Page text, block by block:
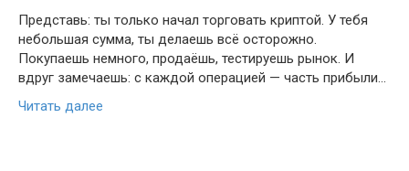
Представь: ты только начал торговать криптой. У тебя
небольшая сумма, ты делаешь всё осторожно.
Покупаешь немного, продаёшь, тестируешь рынок. И
вдруг замечаешь: с каждой операцией — часть прибыли…
Читать далее